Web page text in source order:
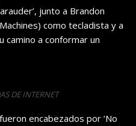
junto a Brandon
como tecladista y a
camino a conformar un
DE INTERNET
encabezados por ‘No